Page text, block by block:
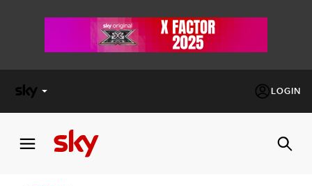
LOGIN
FACTOR